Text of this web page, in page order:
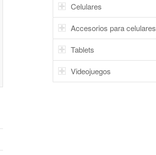
Celulares
Accesorios para celulares
Tablets
Videojuegos